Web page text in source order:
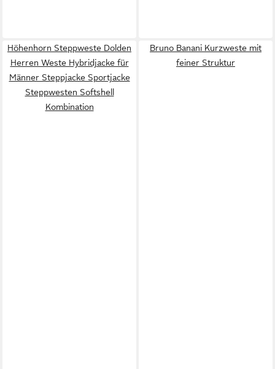
Höhenhorn Steppweste Dolden
Herren Weste Hybridjacke für
Männer Steppjacke Sportjacke
Steppwesten Softshell
Kombination
Bruno Banani Kurzweste mit
feiner Struktur